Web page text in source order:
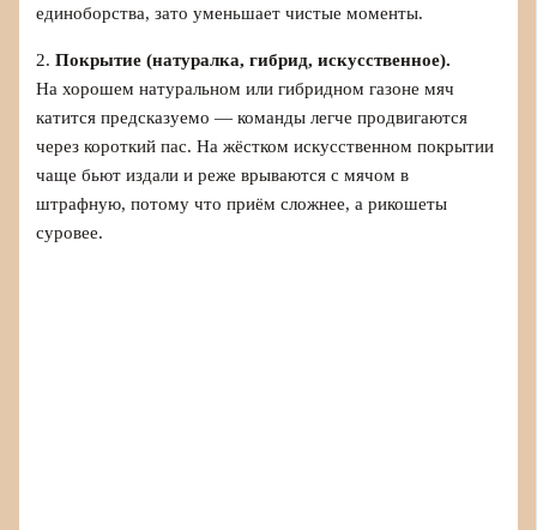
единоборства, зато уменьшает чистые моменты.
2.Покрытие (натуралка, гибрид, искусственное).
На хорошем натуральном или гибридном газоне мяч
катится предсказуемо — команды легче продвигаются
через короткий пас. На жёстком искусственном покрытии
чаще бьют издали и реже врываются с мячом в
штрафную, потому что приём сложнее, а рикошеты
суровее.